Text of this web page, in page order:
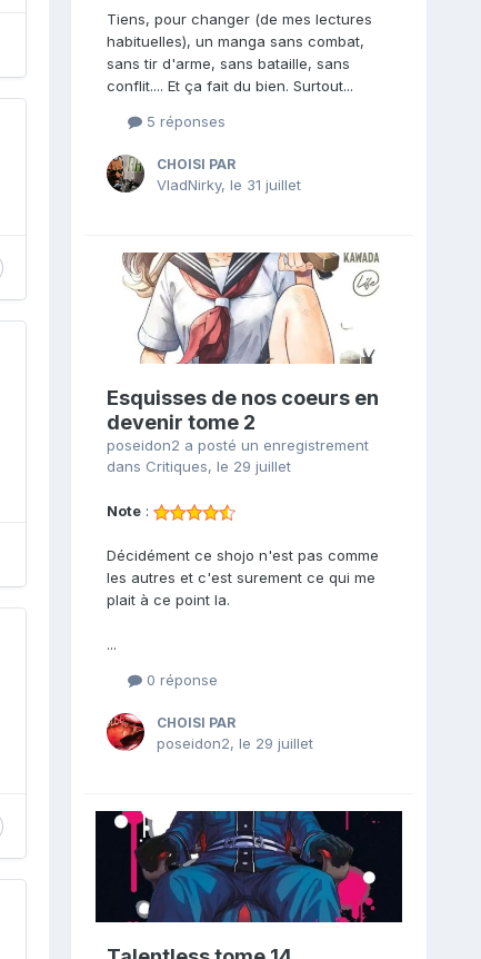
Tiens, pour changer (de mes lectures
habituelles), un manga sans combat,
sans tir d'arme, sans bataille, sans
conflit.... Et ça fait du bien. Surtout...
5 réponses
CHOISI PAR
VladNirky, le 31 juillet
Esquisses de nos coeurs en
devenir tome 2
poseidon2 a posté un enregistrement
dans Critiques, le 29 juillet
Note:
Décidément ce shojo n'est pas comme
les autres et c'est surement ce qui me
plait à ce point la.
...
0 réponse
CHOISI PAR
poseidon2, le 29 juillet